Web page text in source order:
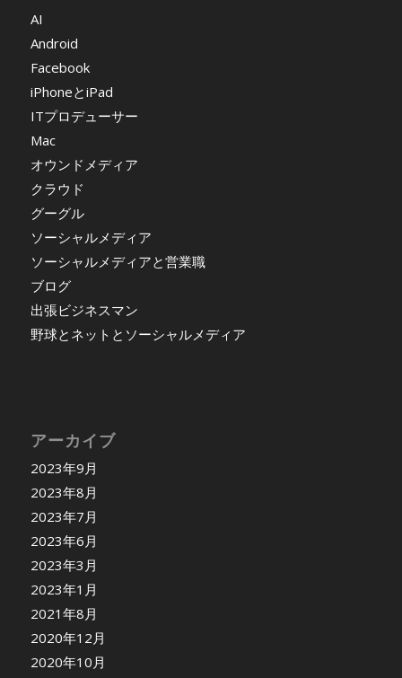
AI
Android
Facebook
iPhoneとiPad
ITプロデューサー
Mac
オウンドメディア
クラウド
グーグル
ソーシャルメディア
ソーシャルメディアと営業職
ブログ
出張ビジネスマン
野球とネットとソーシャルメディア
アーカイブ
2023年9月
2023年8月
2023年7月
2023年6月
2023年3月
2023年1月
2021年8月
2020年12月
2020年10月